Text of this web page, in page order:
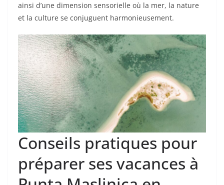
ainsi d’une dimension sensorielle où la mer, la nature
et la culture se conjuguent harmonieusement.
Conseils pratiques pour
préparer ses vacances à